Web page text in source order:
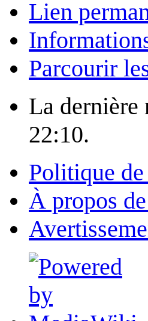
Lien
Parcourir
La dernière
22:10.
Politique
À propos